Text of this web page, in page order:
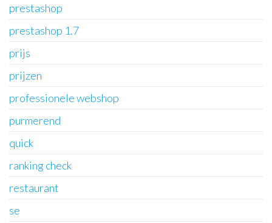
prestashop
prestashop 1.7
prijs
prijzen
professionele webshop
purmerend
quick
ranking check
restaurant
se